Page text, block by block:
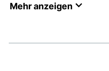
Mehr anzeigen